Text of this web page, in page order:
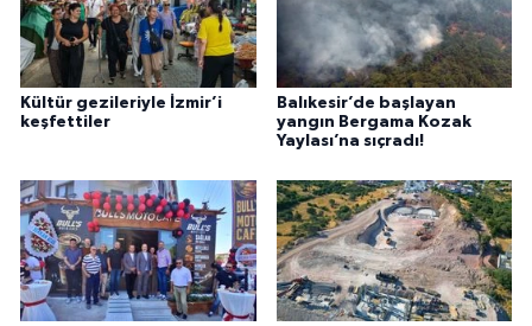
Kültür gezileriyle İzmir’i
keşfettiler
Balıkesir’de başlayan
yangın Bergama Kozak
Yaylası’na sıçradı!